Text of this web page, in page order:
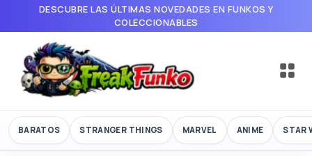
DESCUBRE LAS ÚLTIMAS NOVEDADES EN FUNKOS Y
COLECCIONABLES
BARATOS STRANGER THINGS MARVEL ANIME STAR